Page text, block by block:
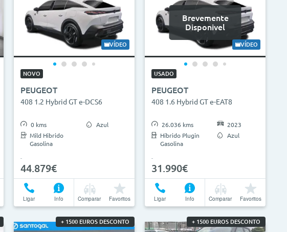
VÍDEO
NOVO
PEUGEOT
408 1.2 Hybrid GT e-DCS6
0 kms
Mild Hibrido
Gasolina
Azul
44.879€
Ligar Info Comparar Favoritos
Brevemente
Disponivel
VÍDEO
USADO
PEUGEOT
408 1.6 Hybrid GT e-EAT8
26.036 kms
Híbrido Plugin
Gasolina
2023
Azul
31.990€
Ligar Info Comparar Favoritos
+ 1500 EUROS DESCONTO + 1500 EUROS DESCONTO